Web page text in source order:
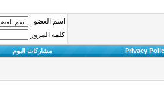
اسم العضو
كلمة المرور
Privacy مشاركات اليوم